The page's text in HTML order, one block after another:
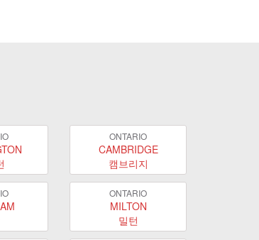
ONTARIO
CAMBRIDGE
캠브리지
ONTARIO
MILTON
밀턴